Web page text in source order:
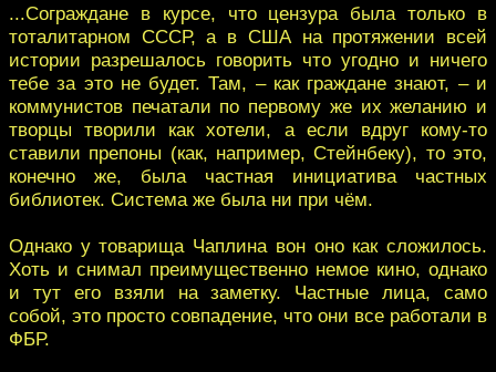
...Сограждане в курсе, что цензура была только в
тоталитарном СССР, а в США на протяжении всей
истории разрешалось говорить что угодно и ничего
тебе за это не будет. Там, – как граждане знают, – и
коммунистов печатали по первому же их желанию и
творцы творили как хотели, а если вдруг кому-то
ставили препоны (как, например, Стейнбеку), то это,
конечно же, была частная инициатива частных
библиотек. Система же была ни при чём.
Однако у товарища Чаплина вон оно как сложилось.
Хоть и снимал преимущественно немое кино, однако
и тут его взяли на заметку. Частные лица, само
собой, это просто совпадение, что они все работали в
ФБР.